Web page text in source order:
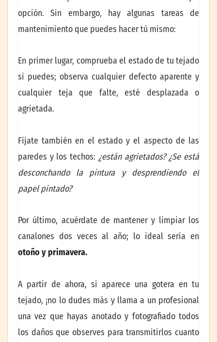
opción. Sin embargo, hay algunas tareas de
mantenimiento que puedes hacer tú mismo:
En primer lugar, comprueba el estado de tu tejado
si puedes; observa cualquier defecto aparente y
cualquier teja que falte, esté desplazada o
agrietada.
Fíjate también en el estado y el aspecto de las
paredes y los techos: ¿están agrietados? ¿Se está
desconchando la pintura y desprendiendo el
papel pintado?
Por último, acuérdate de mantener y limpiar los
canalones dos veces al año; lo ideal sería en
otoño y primavera.
A partir de ahora, si aparece una gotera en tu
tejado, ¡no lo dudes más y llama a un profesional
una vez que hayas anotado y fotografiado todos
los daños que observes para transmitirlos cuanto